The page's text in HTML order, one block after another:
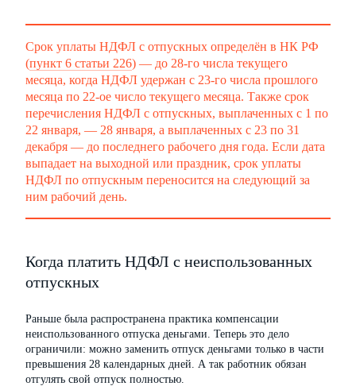
Срок уплаты НДФЛ с отпускных определён в НК РФ
(пункт 6 статьи 226) — до 28-го числа текущего
месяца, когда НДФЛ удержан с 23-го числа прошлого
месяца по 22-ое число текущего месяца. Также срок
перечисления НДФЛ с отпускных, выплаченных с 1 по
22 января, — 28 января, а выплаченных с 23 по 31
декабря — до последнего рабочего дня года. Если дата
выпадает на выходной или праздник, срок уплаты
НДФЛ по отпускным переносится на следующий за
ним рабочий день.
Когда платить НДФЛ с неиспользованных
отпускных
Раньше была распространена практика компенсации
неиспользованного отпуска деньгами. Теперь это дело
ограничили: можно заменить отпуск деньгами только в части
превышения 28 календарных дней. А так работник обязан
отгулять свой отпуск полностью.